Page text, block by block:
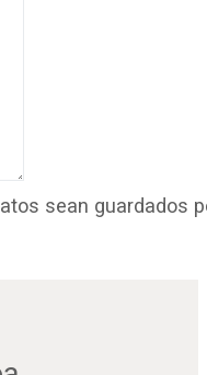
sean guardados